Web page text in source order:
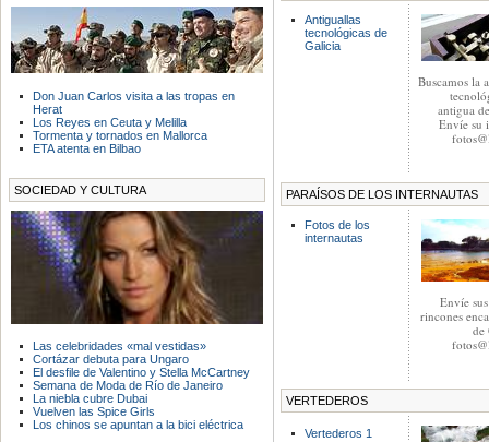
Don Juan Carlos visita a las tropas en
Herat
Los Reyes en Ceuta y Melilla
Tormenta y tornados en Mallorca
ETA atenta en Bilbao
SOCIEDAD Y CULTURA
Las celebridades «mal vestidas»
Cortázar debuta para Ungaro
El desfile de Valentino y Stella McCartney
Semana de Moda de Río de Janeiro
La niebla cubre Dubai
Vuelven las Spice Girls
Los chinos se apuntan a la bici eléctrica
Buscamos la
antigua
Envíe su
Antiguallas
tecnológicas de
Galicia
PARAÍSOS DE LOS INTERNAUTAS
Envíe
rincones
de
Fotos de los
internautas
VERTEDEROS
Vertederos 1